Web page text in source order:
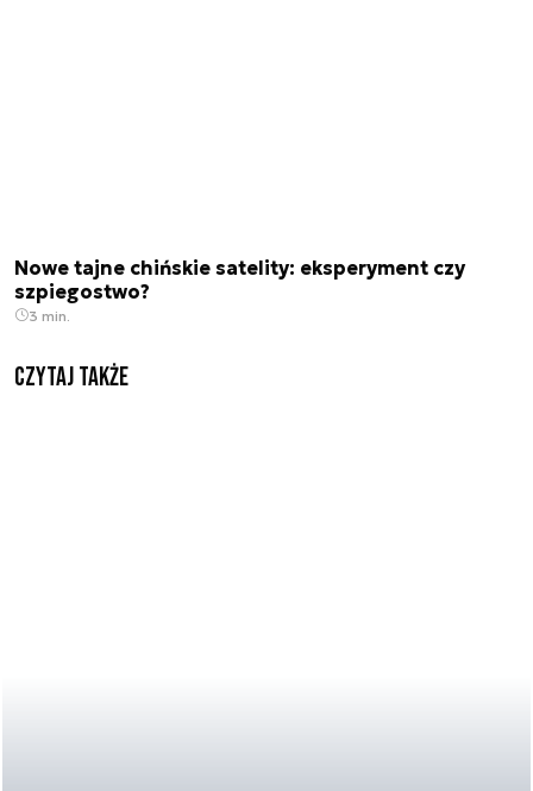
Nowe tajne chińskie satelity: eksperyment czy
szpiegostwo?
3 min.
Czytaj także